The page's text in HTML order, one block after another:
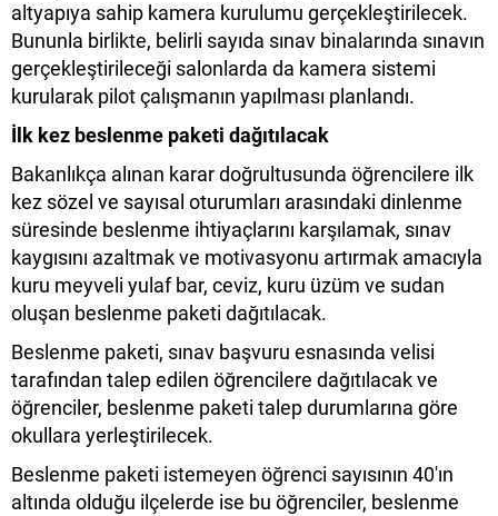
altyapıya sahip kamera kurulumu gerçekleştirilecek.
Bununla birlikte, belirli sayıda sınav binalarında sınavın
gerçekleştirileceği salonlarda da kamera sistemi
kurularak pilot çalışmanın yapılması planlandı.
İlk kez beslenme paketi dağıtılacak
Bakanlıkça alınan karar doğrultusunda öğrencilere ilk
kez sözel ve sayısal oturumları arasındaki dinlenme
süresinde beslenme ihtiyaçlarını karşılamak, sınav
kaygısını azaltmak ve motivasyonu artırmak amacıyla
kuru meyveli yulaf bar, ceviz, kuru üzüm ve sudan
oluşan beslenme paketi dağıtılacak.
Beslenme paketi, sınav başvuru esnasında velisi
tarafından talep edilen öğrencilere dağıtılacak ve
öğrenciler, beslenme paketi talep durumlarına göre
okullara yerleştirilecek.
Beslenme paketi istemeyen öğrenci sayısının 40'ın
altında olduğu ilçelerde ise bu öğrenciler, beslenme